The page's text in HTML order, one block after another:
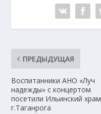
ПРЕДЫДУЩАЯ
Воспитанники АНО «Луч
надежды» с концертом
посетили Ильинский храм
г.Таганрога